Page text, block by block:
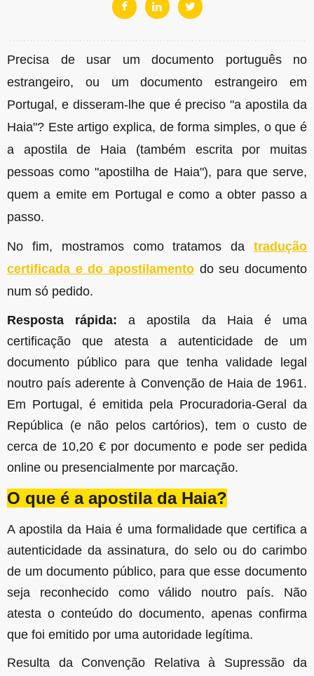
Precisa de usar um documento português no
estrangeiro, ou um documento estrangeiro em
Portugal, e disseram-lhe que é preciso "a apostila da
Haia"? Este artigo explica, de forma simples, o que é
a apostila de Haia (também escrita por muitas
pessoas como "apostilha de Haia"), para que serve,
quem a emite em Portugal e como a obter passo a
passo.
No fim, mostramos como tratamos da tradução
certificada e do apostilamento do seu documento
num só pedido.
Resposta rápida: a apostila da Haia é uma
certificação que atesta a autenticidade de um
documento público para que tenha validade legal
noutro país aderente à Convenção de Haia de 1961.
Em Portugal, é emitida pela Procuradoria-Geral da
República (e não pelos cartórios), tem o custo de
cerca de 10,20 € por documento e pode ser pedida
online ou presencialmente por marcação.
O que é a apostila da Haia?
A apostila da Haia é uma formalidade que certifica a
autenticidade da assinatura, do selo ou do carimbo
de um documento público, para que esse documento
seja reconhecido como válido noutro país. Não
atesta o conteúdo do documento, apenas confirma
que foi emitido por uma autoridade legítima.
Resulta da Convenção Relativa à Supressão da